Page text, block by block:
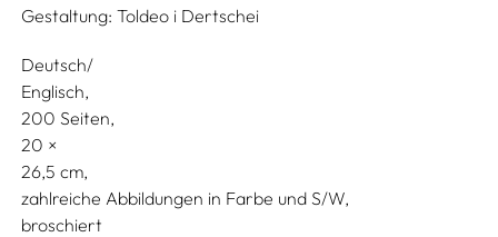
Gestaltung: Toldeo i Dertschei
Deutsch/
Englisch
200 Seiten,
20
26,5
zahlreiche Abbildungen in Farbe und S/W
broschiert